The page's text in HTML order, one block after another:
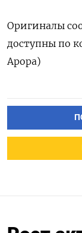
Оригиналы
доступны ​по
Арора)